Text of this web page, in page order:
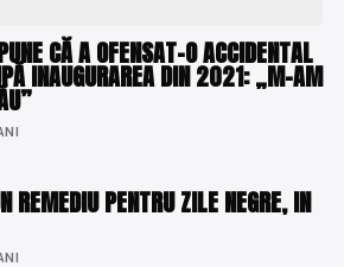
CĂ A OFENSAT-O ACCIDENTAL
INAUGURAREA DIN 2021: „M-AM
REMEDIU PENTRU ZILE NEGRE, IN